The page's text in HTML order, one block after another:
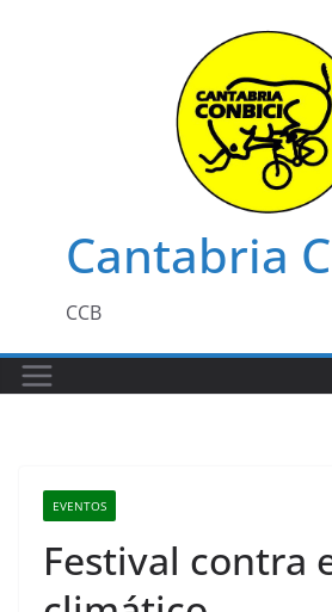
Cantabria
CCB
EVENTOS
Festival contra